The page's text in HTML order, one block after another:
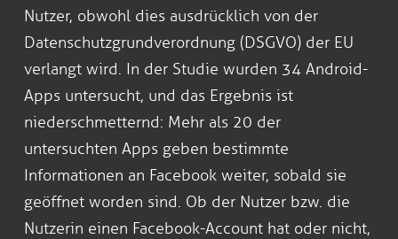
Nutzer, obwohl dies ausdrücklich von der
Datenschutzgrundverordnung (DSGVO) der EU
verlangt wird. In der Studie wurden 34 Android-
Apps untersucht, und das Ergebnis ist
niederschmetternd: Mehr als 20 der
untersuchten Apps geben bestimmte
Informationen an Facebook weiter, sobald sie
geöffnet worden sind. Ob der Nutzer bzw. die
Nutzerin einen Facebook-Account hat oder nicht,